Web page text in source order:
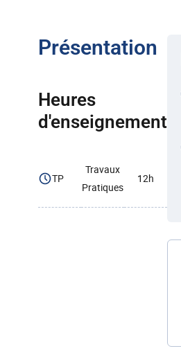
Présentation
Heures
d'enseignement
TP
Travaux
Pratiques
12h